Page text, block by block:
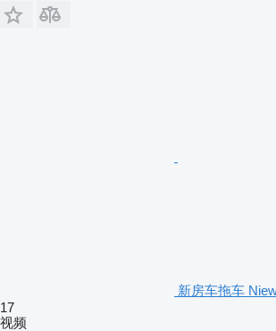
新房车拖车
17
视频